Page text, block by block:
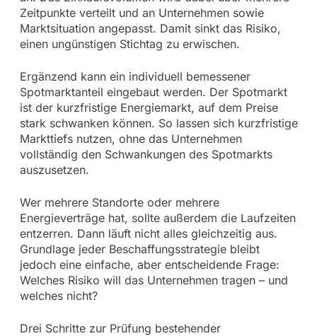
Zeitpunkte verteilt und an Unternehmen sowie
Marktsituation angepasst. Damit sinkt das Risiko,
einen ungünstigen Stichtag zu erwischen.
Ergänzend kann ein individuell bemessener
Spotmarktanteil eingebaut werden. Der Spotmarkt
ist der kurzfristige Energiemarkt, auf dem Preise
stark schwanken können. So lassen sich kurzfristige
Markttiefs nutzen, ohne das Unternehmen
vollständig den Schwankungen des Spotmarkts
auszusetzen.
Wer mehrere Standorte oder mehrere
Energieverträge hat, sollte außerdem die Laufzeiten
entzerren. Dann läuft nicht alles gleichzeitig aus.
Grundlage jeder Beschaffungsstrategie bleibt
jedoch eine einfache, aber entscheidende Frage:
Welches Risiko will das Unternehmen tragen – und
welches nicht?
Drei Schritte zur Prüfung bestehender